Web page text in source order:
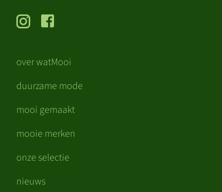
over watMooi
duurzame mode
mooi gemaakt
mooie merken
onze selectie
nieuws